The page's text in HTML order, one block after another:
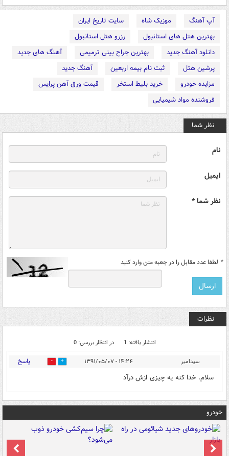
آپ آهنگ موزیک شاه
سایت تاریخ ایران
بهترین هتل های استانبول
رزرو هتل استانبول
دانلود آهنگ جدید
بهترین جراح بینی ترمیمی
آهنگ های جدید
پرشین هتل
ثبت نام بیمه اربعین
آهنگ جدید
مزایده خودرو
خرید بلیط استخر
قیمت ورق آهن پرایس
فروشنده مواد شیمیایی
نظر شما
نام
ایمیل
نظر شما *
* لطفا عدد مقابل را در جعبه متن وارد کنید
نظرات
انتشار یافته: 1 در انتظار بررسی: 0
سیدامیر ۱۴:۲۴ - ۱۳۹۱/۰۵/۰۷ 0 پاسخ
سلام. خدا کنه یه چیزی ازش درآد
خودرو